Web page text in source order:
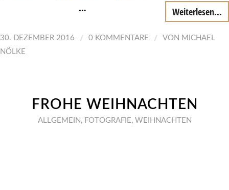
… Weiterlesen...
30. DEZEMBER 2016 / 0 KOMMENTARE / VON MICHAEL
NÖLKE
FROHE WEIHNACHTEN
ALLGEMEIN , FOTOGRAFIE, WEIHNACHTEN